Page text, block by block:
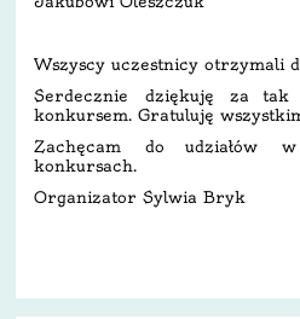
Wszyscy uczestnicy otrzymali
Serdecznie dziękuję za tak
konkursem. Gratuluję
Zachęcam do udziałów
konkursach.
Organizator Sylwia Bryk